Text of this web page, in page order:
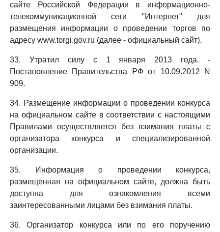
сайте Российской Федерации в информационно-
телекоммуникационной сети "Интернет" для
размещения информации о проведении торгов по
адресу www.torgi.gov.ru (далее - официальный сайт).
33. Утратил силу с 1 января 2013 года. -
Постановление Правительства РФ от 10.09.2012 N
909.
34. Размещение информации о проведении конкурса
на официальном сайте в соответствии с настоящими
Правилами осуществляется без взимания платы с
организатора конкурса и специализированной
организации.
35. Информация о проведении конкурса,
размещенная на официальном сайте, должна быть
доступна для ознакомления всеми
заинтересованными лицами без взимания платы.
36. Организатор конкурса или по его поручению